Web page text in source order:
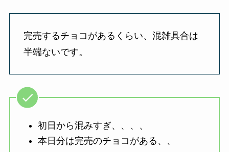
完売するチョコがあるくらい、混雑具合は
半端ないです。
初日から混みすぎ、、、、
本日分は完売のチョコがある、、